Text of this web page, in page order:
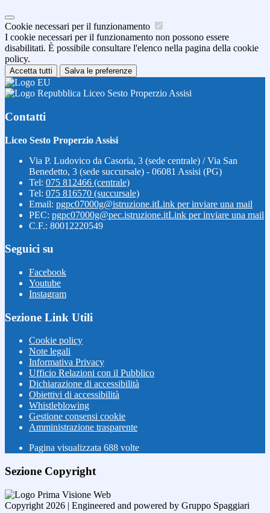
Cookie necessari per il funzionamento
I cookie necessari per il funzionamento non possono essere
disabilitati. È possibile consultare l'elenco nella pagina della cookie
policy.
Accetta tutti Salva le preferenze
Liceo Sesto Properzio Assisi
Contatti
Liceo Sesto Properzio Assisi
Via P. Ludovico da Casoria, 3 (sede centrale) / Via San
Benedetto, 3 (sede succursale) - 06081 Assisi (PG)
Tel: 075 812466 (centrale)
Tel: 075 816570 (succursale)
Email: pgpc07000g@istruzione.itLink per inviare una mail
PEC: pgpc07000g@pec.istruzione.itLink per inviare una mail
C.F.: 80012220549
Seguici su
Facebook
Youtube
Instagram
Sezione Link Utili
Cookie policy
Note legali
Informativa Privacy
Ufficio Relazioni con il Pubblico
Dichiarazione di accessibilità
Obiettivi di accessibilità
Whistleblowing
Gestione consensi cookie
Amministrazione trasparente
Pagina visualizzata 688 volte
Sezione Copyright
Copyright 2026 | Engineered and powered by Gruppo Spaggiari